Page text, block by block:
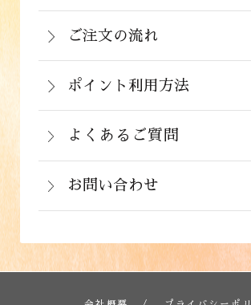
220円（税込）
詳しく
ん。但し、発送中の破損や不
いはご注文と違う商品が届い
お手数ですが商品到着後３日
までご連絡下さい。
領収書をご希望のお客様は、
の備考欄にてお知らせ下さい
支払い方法にて領収書の形態
す。
ご注文の流れ
ポイント利用方法
会員登録をされたお客様はポ
用できます。ご注文画面の「
法選択」画面にて、ポイント
することができます。店舗で
ません。
詳しく
よくあるご質問
お問い合わせ
フォームでのお問い合